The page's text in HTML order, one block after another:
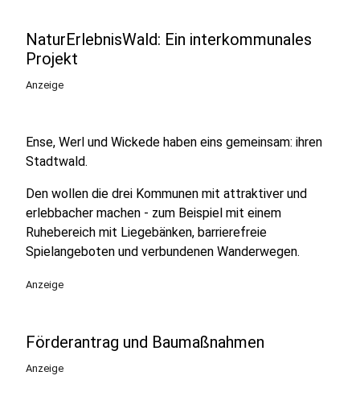
NaturErlebnisWald: Ein interkommunales
Projekt
Anzeige
Ense, Werl und Wickede haben eins gemeinsam: ihren
Stadtwald.
Den wollen die drei Kommunen mit attraktiver und
erlebbacher machen - zum Beispiel mit einem
Ruhebereich mit Liegebänken, barrierefreie
Spielangeboten und verbundenen Wanderwegen.
Anzeige
Förderantrag und Baumaßnahmen
Anzeige